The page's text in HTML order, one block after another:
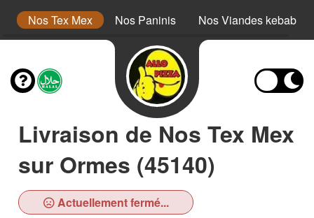
Nos Tex Mex Nos Paninis Nos Viandes kebab
Livraison de Nos Tex Mex
sur Ormes (45140)
Actuellement fermé...